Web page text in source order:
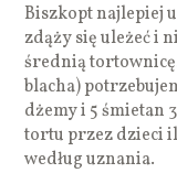
Biszkopt najlepiej
zdąży się uleżeć i
średnią
blacha)
dżemy i 5 śmietan
tortu przez dzieci
według uznania.